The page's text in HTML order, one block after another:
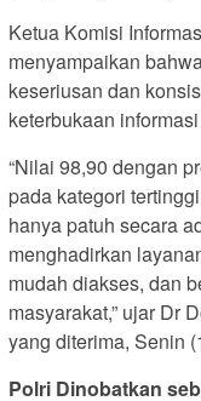
Ketua Komisi
menyampaikan
keseriusan dan
keterbukaan
“Nilai 98,90 dengan
pada kategori
hanya patuh secara
menghadirkan
mudah diakses, dan
masyarakat,” ujar Dr
yang diterima, Senin
Polri Dinobatkan